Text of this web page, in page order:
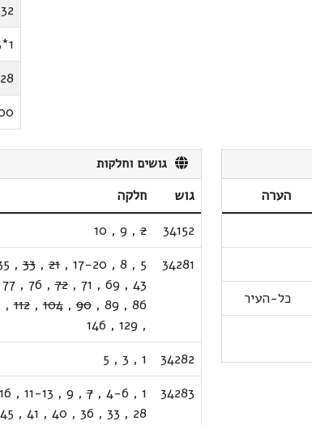
32
1*15
28
הערה
כל-העיר
גושים וחלקות
גוש
חלקה
34152
2
,
9
,
10
34281
5
,
8
,
17-20
,
21
,
33
,
43
,
69
,
71
,
72
,
76
,
77
86
,
89
,
90
,
104
,
112
,
,
129
,
146
34282
1
,
3
,
5
34283
1
,
4-6
,
7
,
9
,
11-13
,
16
28
,
33
,
36
,
40
,
41
,
45